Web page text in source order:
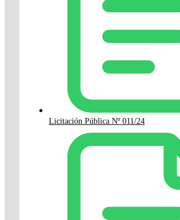
Licitación Pública Nº 011/24